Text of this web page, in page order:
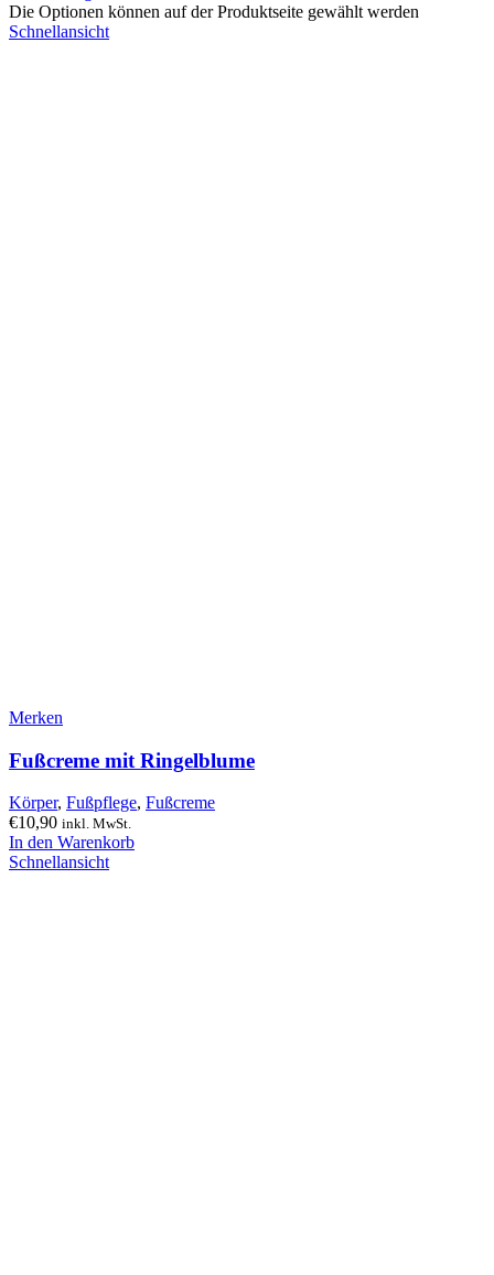
Die Optionen können auf der Produktseite gewählt werden
Schnellansicht
Merken
Fußcreme mit Ringelblume
Körper, Fußpflege, Fußcreme
€10,90 inkl. MwSt.
In den Warenkorb
Schnellansicht